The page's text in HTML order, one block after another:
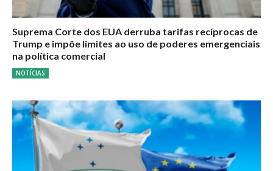
Suprema Corte dos EUA derruba tarifas recíprocas de
Trump e impõe limites ao uso de poderes emergenciais
na política comercial
NOTÍCIAS